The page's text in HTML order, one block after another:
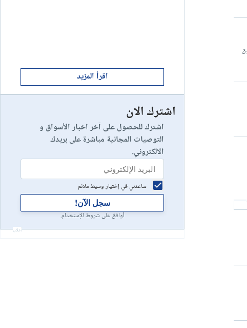
يعد سوق
إستعراض شركة
10
اقرأ المزيد
اشترك الان
اشترك للحصول على آخر اخبار الأسواق و
التوصيات المجانية مباشرة على بريدك
الالكتروني.
ساعدني في إختيار وسيط ملائم
سجل الآن!
أوافق على شروط الإستخدام.
أعلان